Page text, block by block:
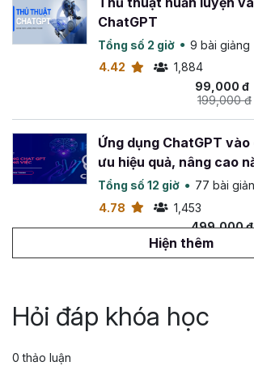
ChatGPT
Tổng số 2 giờ
9 bài giảng
4.42
1,884
99,000 đ
199,000 đ
Ứng dụng ChatGPT
ưu hiệu quả, nâng cao
sáng tạo
Tổng số 12 giờ
77 bài
4.78
1,453
499,000 đ
990,000 đ
Tổng số 18 giờ
88 bài
Hiện thêm
Hỏi đáp khóa học
0 thảo luận